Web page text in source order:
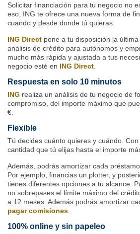
Solicitar financiación para tu negocio no
eso, ING te ofrece una nueva forma de
cuando y desde donde tú quieras.
ING Direct pone a tu disposición la
análisis de crédito para autónomos y
mucho más rápida y ajustada a tus
negocio esté en ING Direct
Respuesta en solo 10 minutos
ING realiza un análisis de tu negocio de
compromiso, del importe máximo que
€.
Flexible
Tú decides cuánto quieres y cuándo.
cantidad que tú elijas hasta el importe
Además, podrás amortizar cada
Por ejemplo, financias un plotter, y
tienes diferentes opciones a tu alcance.
no sobrepases el límite máximo del
a 12 meses. Además podrás amortizar
pagar comisiones
100% online y sin papeleo